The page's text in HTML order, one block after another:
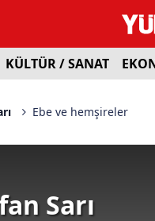
KÜLTÜR / SANAT
Ebe ve hemşireler
Sarı